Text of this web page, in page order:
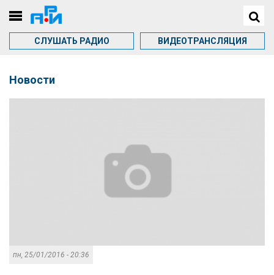
СЛУШАТЬ РАДИО ВИДЕОТРАНСЛЯЦИЯ
Новости
пн, 25/01/2016 - 20:36